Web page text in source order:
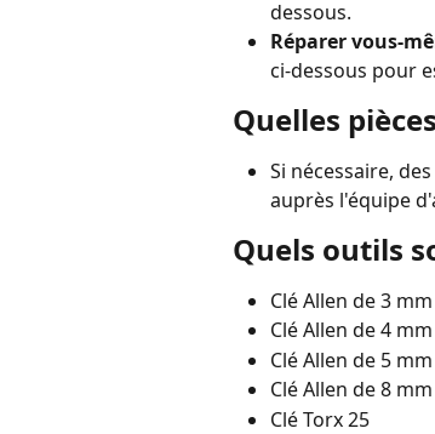
dessous.
Réparer vous-
ci-dessous pour
Quelles
Si nécessaire,
auprès l'équipe
Quels outils
Clé Allen de 3
Clé Allen de 4
Clé Allen de 5
Clé Allen de 8 mm
Clé Torx 25